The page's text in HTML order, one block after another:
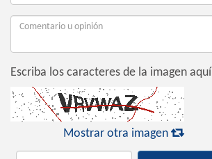
Escriba los caracteres de la imagen aquí
Mostrar otra imagen 